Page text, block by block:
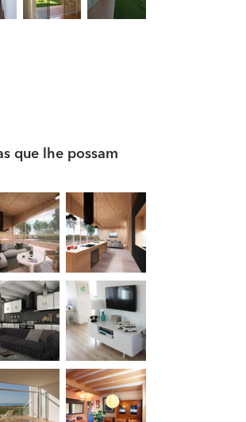
que lhe possam